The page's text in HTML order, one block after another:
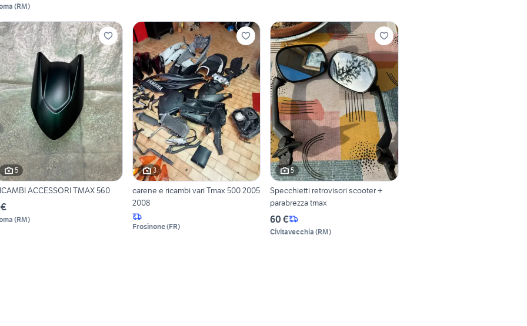
(RM)
5
ACCESSORI TMAX 560
(RM)
3
carene e ricambi vari Tmax 500 2005
2008
Frosinone(FR)
5
Specchietti retrovisori scooter +
parabrezza tmax
60 €
Civitavecchia (RM)